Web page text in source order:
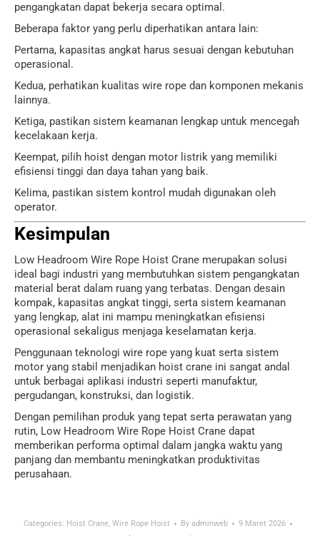
pengangkatan dapat bekerja secara optimal.
Beberapa faktor yang perlu diperhatikan antara lain:
Pertama, kapasitas angkat harus sesuai dengan kebutuhan
operasional.
Kedua, perhatikan kualitas wire rope dan komponen mekanis
lainnya.
Ketiga, pastikan sistem keamanan lengkap untuk mencegah
kecelakaan kerja.
Keempat, pilih hoist dengan motor listrik yang memiliki
efisiensi tinggi dan daya tahan yang baik.
Kelima, pastikan sistem kontrol mudah digunakan oleh
operator.
Kesimpulan
Low Headroom Wire Rope Hoist Crane merupakan solusi
ideal bagi industri yang membutuhkan sistem pengangkatan
material berat dalam ruang yang terbatas. Dengan desain
kompak, kapasitas angkat tinggi, serta sistem keamanan
yang lengkap, alat ini mampu meningkatkan efisiensi
operasional sekaligus menjaga keselamatan kerja.
Penggunaan teknologi wire rope yang kuat serta sistem
motor yang stabil menjadikan hoist crane ini sangat andal
untuk berbagai aplikasi industri seperti manufaktur,
pergudangan, konstruksi, dan logistik.
Dengan pemilihan produk yang tepat serta perawatan yang
rutin, Low Headroom Wire Rope Hoist Crane dapat
memberikan performa optimal dalam jangka waktu yang
panjang dan membantu meningkatkan produktivitas
perusahaan.
Categories: Hoist Crane, Wire Rope Hoist By adminweb
9 Maret 2026